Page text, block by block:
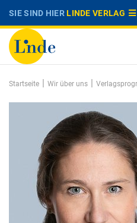
SIE SIND HIERLINDE VERLAG
Startseite | Wir über uns |